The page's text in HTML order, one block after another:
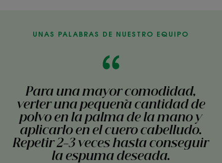
UNAS PALABRAS DE NUESTRO EQUIPO
Para una mayor comodidad,
verter una pequeña cantidad de
polvo en la palma de la mano y
aplicarlo en el cuero cabelludo.
Repetir 2-3 veces hasta conseguir
la espuma deseada.